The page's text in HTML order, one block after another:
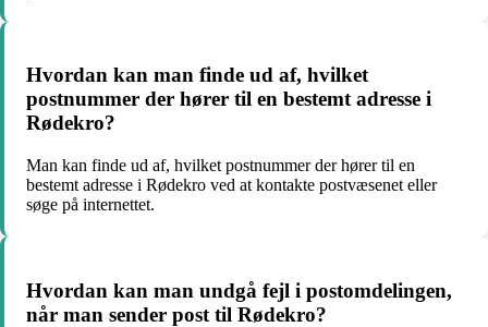
Hvordan kan man finde ud af, hvilket
postnummer der hører til en bestemt adresse i
Rødekro?
Man kan finde ud af, hvilket postnummer der hører til en
bestemt adresse i Rødekro ved at kontakte postvæsenet eller
søge på internettet.
Hvordan kan man undgå fejl i postomdelingen,
når man sender post til Rødekro?